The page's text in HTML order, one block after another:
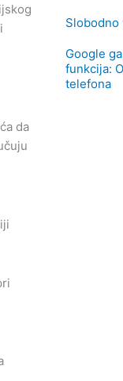
da
Slobodno
Google
funkcija:
telefona